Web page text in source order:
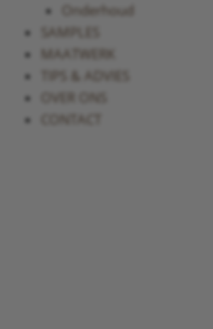
Onderhoud
SAMPLES
MAATWERK
TIPS & ADVIES
OVER ONS
CONTACT